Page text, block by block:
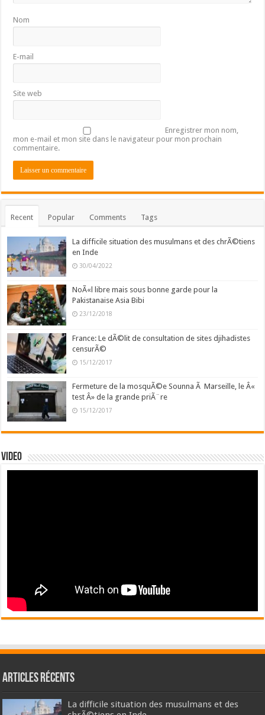
Nom
E-mail
Site web
Enregistrer mon nom,
mon e-mail et mon site dans le navigateur pour mon prochain
commentaire.
Recent Popular Comments Tags
La difficile situation des musulmans et des chrÃ©tiens
en Inde
30/04/2022
NoÃ«l libre mais sous bonne garde pour la
Pakistanaise Asia Bibi
23/12/2018
France: Le dÃ©lit de consultation de sites djihadistes
censurÃ©
15/12/2017
Fermeture de la mosquÃ©e Sounna Ã Marseille, le Â«
test Â» de la grande priÃ¨re
15/12/2017
Video
Articles récents
La difficile situation des musulmans et des